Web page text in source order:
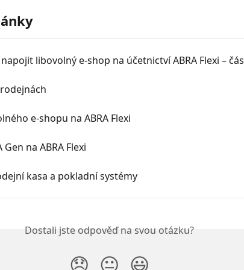
libovolný e-shop na účetnictví ABRA Flexi –
e-shopu na ABRA Flexi
na ABRA Flexi
kasa a pokladní systémy
Dostali jste odpověď na svou otázku?
😞 😐 😃